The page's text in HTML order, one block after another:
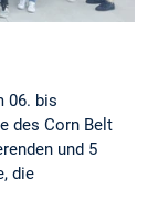
06. bis
des Corn Belt
und 5
die